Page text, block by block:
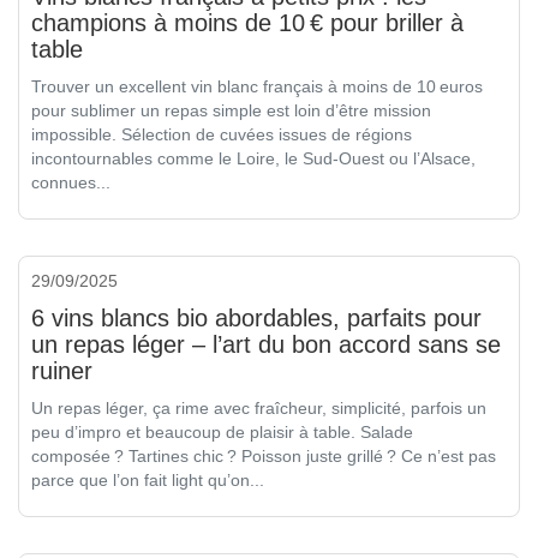
champions à moins de 10 € pour briller à
table
Trouver un excellent vin blanc français à moins de 10 euros
pour sublimer un repas simple est loin d’être mission
impossible. Sélection de cuvées issues de régions
incontournables comme le Loire, le Sud-Ouest ou l’Alsace,
connues...
29/09/2025
6 vins blancs bio abordables, parfaits pour
un repas léger – l’art du bon accord sans se
ruiner
Un repas léger, ça rime avec fraîcheur, simplicité, parfois un
peu d’impro et beaucoup de plaisir à table. Salade
composée ? Tartines chic ? Poisson juste grillé ? Ce n’est pas
parce que l’on fait light qu’on...